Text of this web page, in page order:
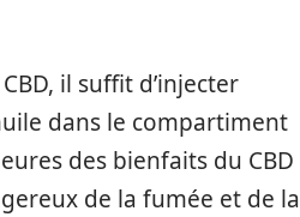
il suffit d’injecter
dans le compartiment
des bienfaits du CBD
de la fumée et de la